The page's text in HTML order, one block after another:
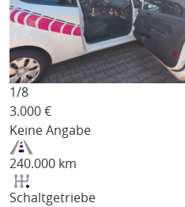
1/8
3.000 €
Keine Angabe
240.000 km
Schaltgetriebe